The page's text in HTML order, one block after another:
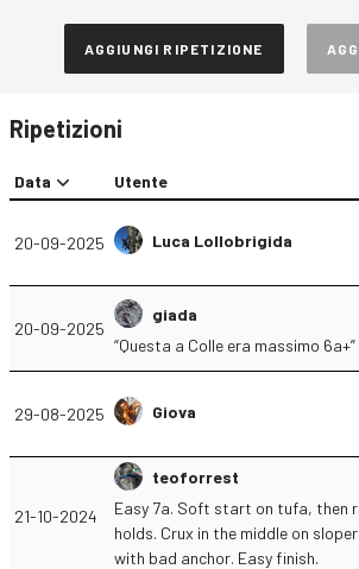
AGGIUNGI RIPETIZIONE
Ripetizioni
Data Utente
20-09-2025 Luca Lollobrigida
20-09-2025
giada
“Questa a Colle era massimo 6a+”
29-08-2025 Giova
21-10-2024
teoforrest
Easy 7a. Soft start on tufa, then
holds. Crux in the middle on
with bad anchor. Easy finish.